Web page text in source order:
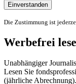
Einverstanden
Die Zustimmung ist
Werbefrei
Unabhängiger
Lesen Sie
(jährliche Abrechnung).